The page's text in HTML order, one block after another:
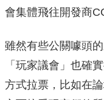
會集體飛往開發商
雖然有些公關噱頭
「玩家議會」也確
方式拉票，比如在